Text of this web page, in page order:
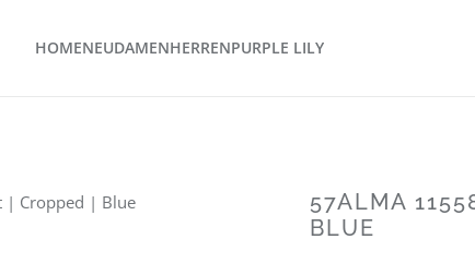
HOMENEUDAMENHERRENPURPLE LILY
57ALMA
BLUE